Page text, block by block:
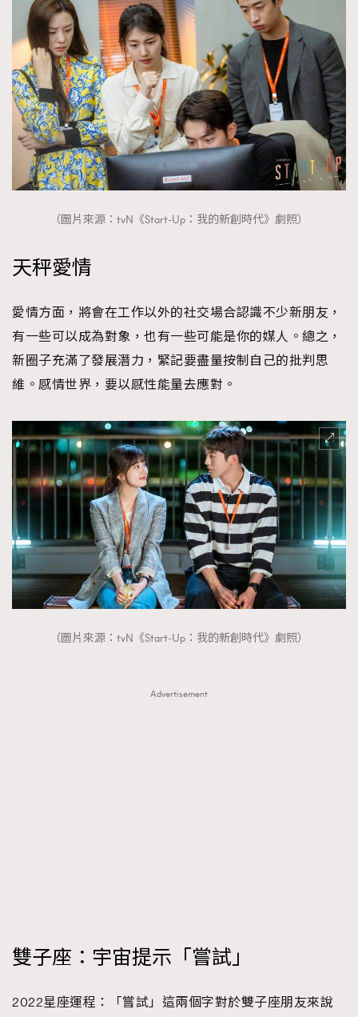
（圖片來源：tvN《Start-Up：我的新創時代》劇照）
天秤愛情
愛情方面，將會在工作以外的社交場合認識不少新朋友，
有一些可以成為對象，也有一些可能是你的媒人。總之，
新圈子充滿了發展潛力，緊記要盡量按制自己的批判思
維。感情世界，要以感性能量去應對。
（圖片來源：tvN《Start-Up：我的新創時代》劇照）
Advertisement
雙子座：宇宙提示「嘗試」
2022星座運程：「嘗試」這兩個字對於雙子座朋友來說